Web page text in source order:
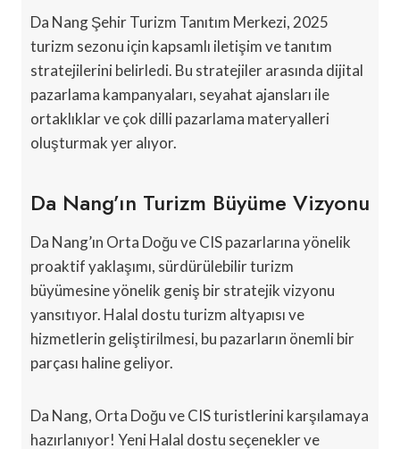
Da Nang Şehir Turizm Tanıtım Merkezi, 2025
turizm sezonu için kapsamlı iletişim ve tanıtım
stratejilerini belirledi. Bu stratejiler arasında dijital
pazarlama kampanyaları, seyahat ajansları ile
ortaklıklar ve çok dilli pazarlama materyalleri
oluşturmak yer alıyor.
Da Nang’ın Turizm Büyüme Vizyonu
Da Nang’ın Orta Doğu ve CIS pazarlarına yönelik
proaktif yaklaşımı, sürdürülebilir turizm
büyümesine yönelik geniş bir stratejik vizyonu
yansıtıyor. Halal dostu turizm altyapısı ve
hizmetlerin geliştirilmesi, bu pazarların önemli bir
parçası haline geliyor.
Da Nang, Orta Doğu ve CIS turistlerini karşılamaya
hazırlanıyor! Yeni Halal dostu seçenekler ve